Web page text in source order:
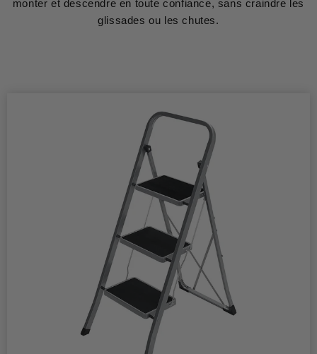
monter et descendre en toute confiance, sans craindre les
glissades ou les chutes.